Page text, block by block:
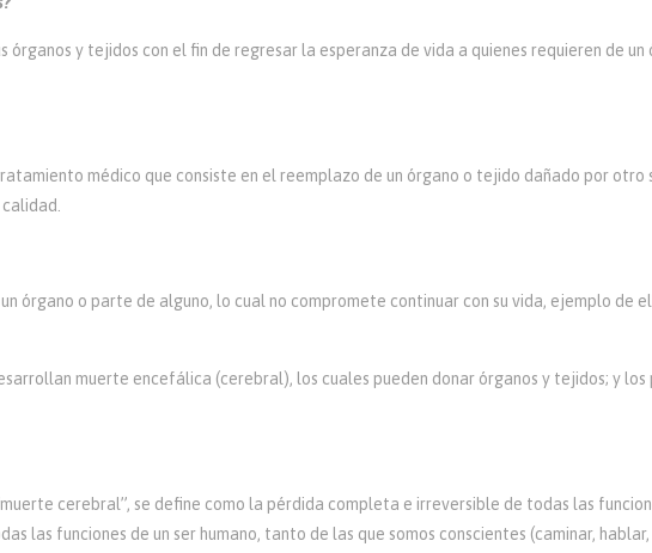
órganos y tejidos con el fin de regresar la esperanza de vida a quienes requieren de
médico que consiste en el reemplazo de un órgano o tejido dañado por
órgano o parte de alguno, lo cual no compromete continuar con su vida, ejemplo de
muerte encefálica (cerebral), los cuales pueden donar órganos y tejidos; y
cerebral”, se define como la pérdida completa e irreversible de todas las
las funciones de un ser humano, tanto de las que somos conscientes (caminar,